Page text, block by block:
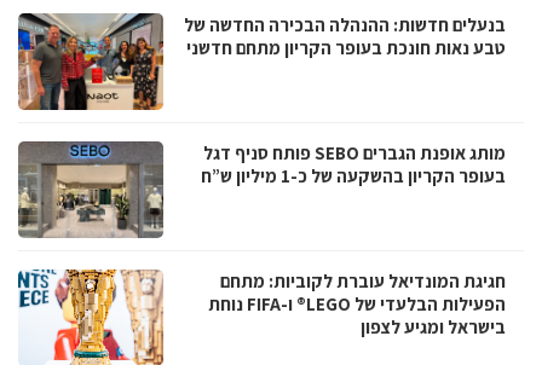
בנעלים חדשות: ההנהלה הבכירה החדשה של
טבע נאות חונכת בעופר הקריון מתחם חדשני
מותג אופנת הגברים SEBO פותח סניף דגל
בעופר הקריון בהשקעה של כ-1 מיליון ש”ח
חגיגת המונדיאל עוברת לקוביות: מתחם
הפעילות הבלעדי של LEGO® ו-FIFA נוחת
בישראל ומגיע לצפון